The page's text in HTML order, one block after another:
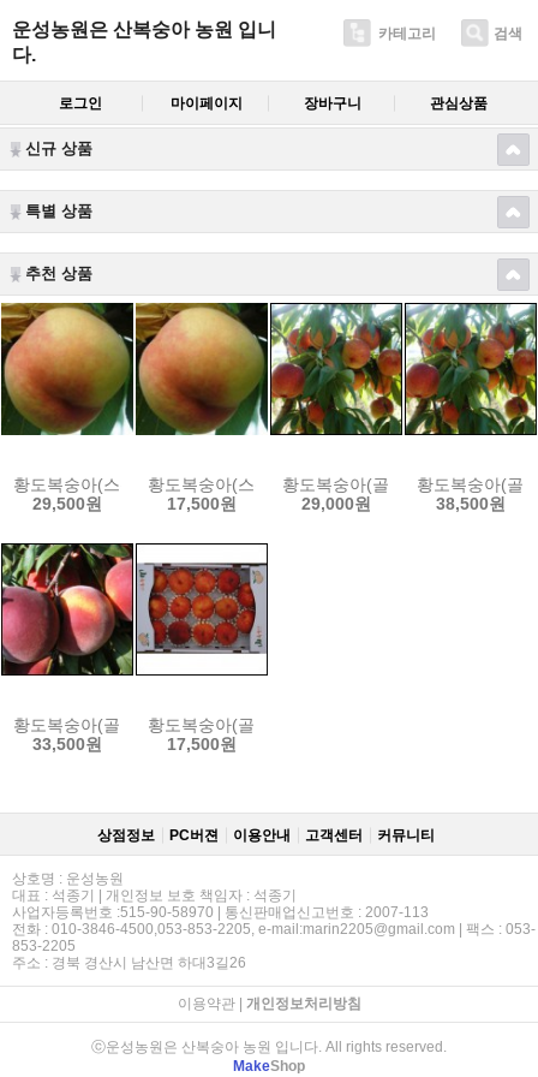
운성농원은 산복숭아 농원 입니
다.
카테고리 검색
로그인 마이페이지 장바구니 관심상품
신규 상품
특별 상품
추천 상품
황도복숭아(스위트광황) 4.Kg(18~20과)
29,500원
황도복숭아(스위트광황) 2Kg(7~9과)
17,500원
황도복숭아(골드라이트)
29,000원
황도복숭아(골
38,500원
황도복숭아(골드라이트) 4.Kg(15~16과)
33,500원
황도복숭아(골드라이트) 2Kg(7~9과)
17,500원
상점정보 PC버젼 이용안내 고객센터 커뮤니티
상호명 : 운성농원
대표 : 석종기 | 개인정보 보호 책임자 : 석종기
사업자등록번호 :515-90-58970 | 통신판매업신고번호 : 2007-113
전화 : 010-3846-4500,053-853-2205, e-mail:marin2205@gmail.com | 팩스 : 053-
853-2205
주소 : 경북 경산시 남산면 하대3길26
이용약관| 개인정보처리방침
ⓒ운성농원은 산복숭아 농원 입니다. All rights reserved.
MakeShop